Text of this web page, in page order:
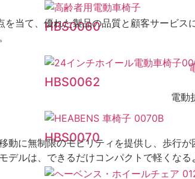
HBS0060
HBS0062
HBS0070
当て、優れた製品の品質と顧客サービ
動に無制限のモビリティを提供し、歩行
デルは、できるだけコンパクトで軽くな